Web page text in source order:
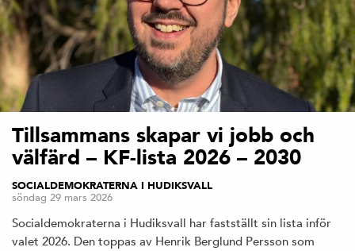
Tillsammans skapar vi jobb och
välfärd – KF-lista 2026 – 2030
SOCIALDEMOKRATERNA I HUDIKSVALL
söndag 29 mars 2026
Socialdemokraterna i Hudiksvall har fastställt sin lista inför
valet 2026. Den toppas av Henrik Berglund Persson som